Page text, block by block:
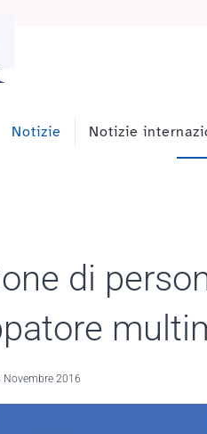
Notizie Notizie
di
Novembre 2016